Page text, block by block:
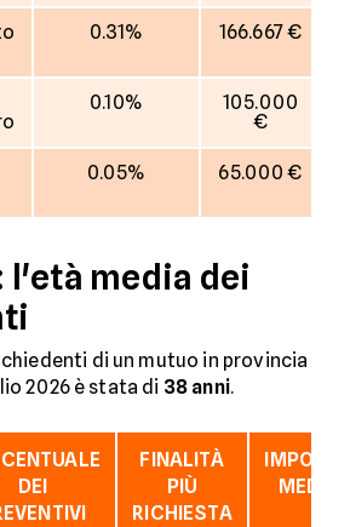
0.31% 166.667 €
0.10%
105.000
€
0.05% 65.000 €
l'età media dei
di un mutuo in provincia
2026 è stata di 38 anni.
DEI
FINALITÀ
PIÙ
RICHIESTA
MEDIO